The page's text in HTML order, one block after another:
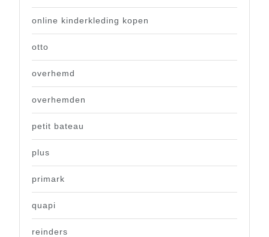
online kinderkleding kopen
otto
overhemd
overhemden
petit bateau
plus
primark
quapi
reinders